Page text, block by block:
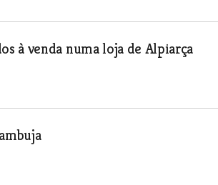
à venda numa loja de Alpiarça